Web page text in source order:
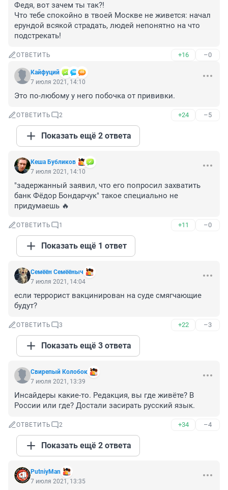
Федя, вот зачем ты так?!
Что тебе спокойно в твоей Москве не живется: начал
ерундой всякой страдать, людей непонятно на что
подстрекать!
ОТВЕТИТЬ +16 –0
Кайфуций
7 июля 2021, 14:10
Это по-любому у него побочка от прививки.
ОТВЕТИТЬ 2 +24 –5
Показать ещё 2 ответа
Кеша Бубликов
7 июля 2021, 14:10
"задержанный заявил, что его попросил захватить
банк Фёдор Бондарчук" такое специально не
придумаешь 🔥
ОТВЕТИТЬ 1 +11 –0
Показать ещё 1 ответ
Семёён Семёёныч
7 июля 2021, 14:04
если террорист вакцинирован на суде смягчающие
будут?
ОТВЕТИТЬ 3 +22 –3
Показать ещё 3 ответа
Свирепый Колобок
7 июля 2021, 13:39
Инсайдеры какие-то. Редакция, вы где живёте? В
России или где? Достали засирать русский язык.
ОТВЕТИТЬ 2 +34 –4
Показать ещё 2 ответа
PutniyMan
7 июля 2021, 13:35